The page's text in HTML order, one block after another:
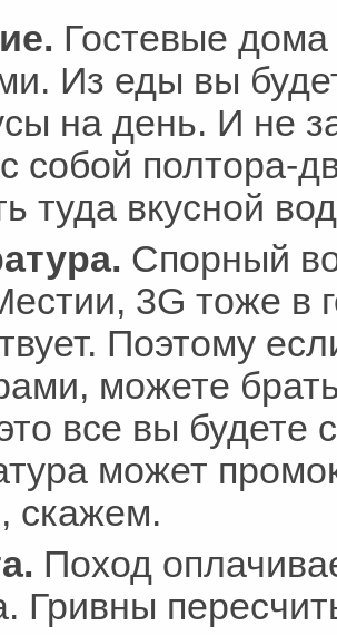
Гостевые дома
Из еды вы
на день. И не
собой полтора-
туда вкусной
Спорный
3G тоже в
Поэтому
можете
все вы будете
может
скажем.
Поход
Гривны